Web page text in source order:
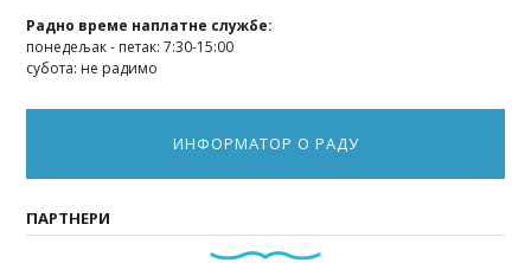
Радно време наплатне службе:
понедељак - петак: 7:30-15:00
субота: не радимо
ИНФОРМАТОР О РАДУ
ПАРТНЕРИ